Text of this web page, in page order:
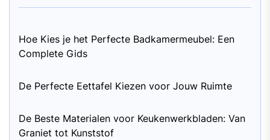
Hoe Kies je het Perfecte Badkamermeubel: Een
Complete Gids
De Perfecte Eettafel Kiezen voor Jouw Ruimte
De Beste Materialen voor Keukenwerkbladen: Van
Graniet tot Kunststof